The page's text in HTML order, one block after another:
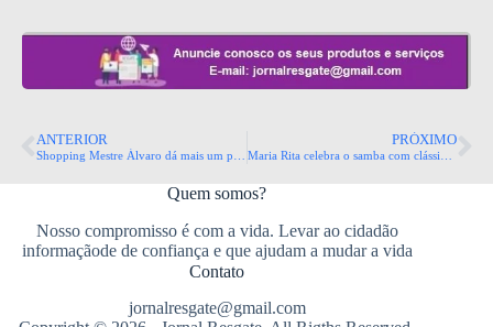
ANTERIOR PRÓXIMO
Quem somos?
Nosso compromisso é com a vida. Levar ao cidadão
informaçãode de confiança e que ajudam a mudar a vida
Contato
jornalresgate@gmail.com